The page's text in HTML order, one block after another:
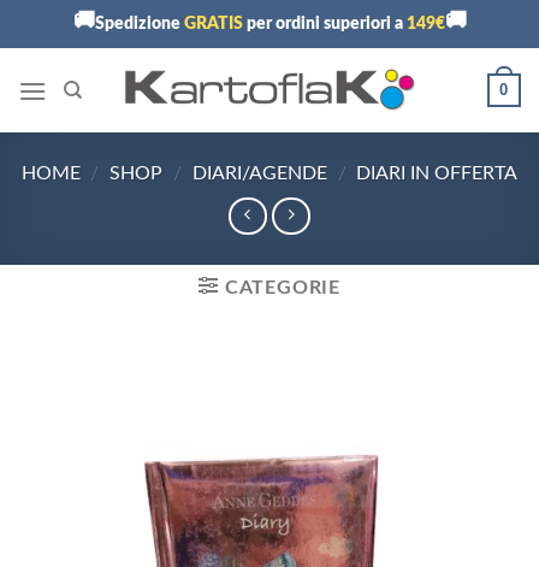
🚚Spedizione GRATISper ordini superiori a 149€🚚
0
HOME / SHOP / DIARI/AGENDE / DIARI IN OFFERTA
CATEGORIE